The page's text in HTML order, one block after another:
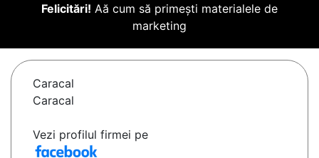
Felicitări! Aă cum să primești materialele de
marketing
Caracal
Caracal
Vezi profilul firmei pe